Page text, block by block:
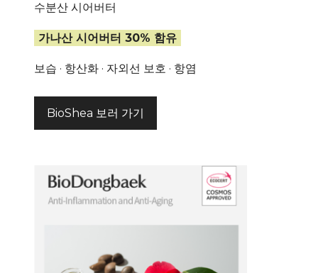
수분산 시어버터
가나산 시어버터 30% 함유
보습 · 항산화 · 자외선 보호 · 항염
BioShea 보러 가기